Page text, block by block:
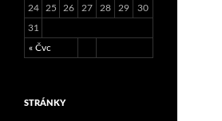
« Čvc
24 25 26 27 28 29 30
31
STRÁNKY